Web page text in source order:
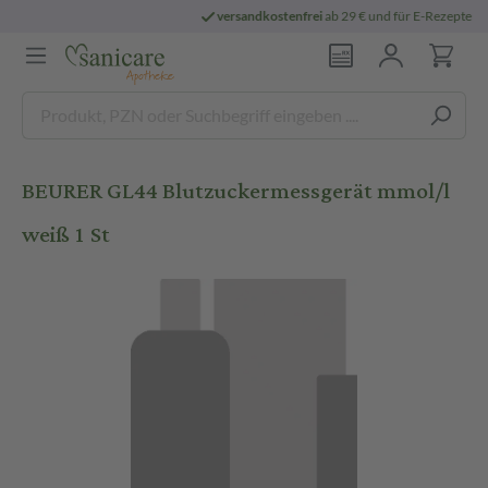
Heute bestellt,morgen geliefert3
BEURER GL44 Blutzuckermessgerät mmol/l
weiß 1 St